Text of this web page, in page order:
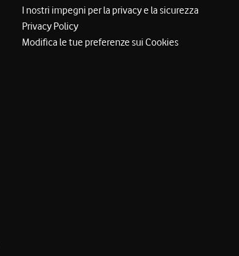
I nostri impegni per la privacy e la sicurezza
Privacy Policy
Modifica le tue preferenze sui Cookies